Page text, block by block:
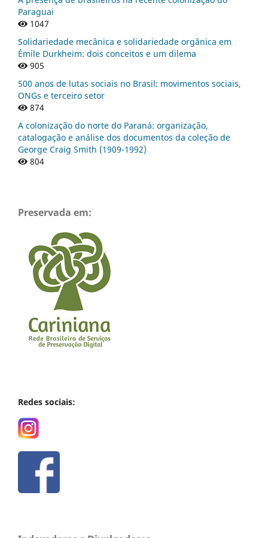
Paraguai
1047
Solidariedade mecânica e solidariedade orgânica em
Émile Durkheim: dois conceitos e um dilema
905
500 anos de lutas sociais no Brasil: movimentos sociais,
ONGs e terceiro setor
874
A colonização do norte do Paraná: organização,
catalogação e análise dos documentos da coleção de
George Craig Smith (1909-1992)
804
Preservada em:
Redes sociais: